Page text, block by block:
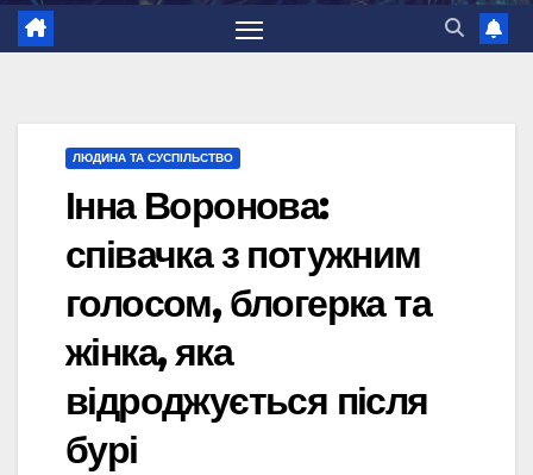
ЛЮДИНА ТА СУСПІЛЬСТВО
Інна Воронова:
співачка з потужним
голосом, блогерка та
жінка, яка
відроджується після
бурі